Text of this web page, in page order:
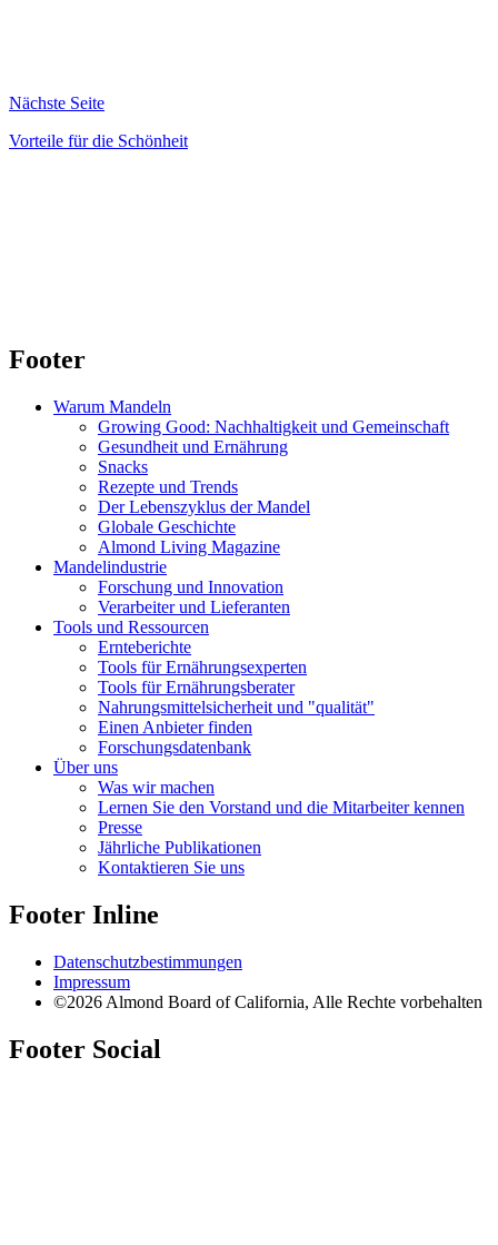
Nächste Seite
Vorteile für die Schönheit
Footer
Warum Mandeln
Growing Good: Nachhaltigkeit und Gemeinschaft
Gesundheit und Ernährung
Snacks
Rezepte und Trends
Der Lebenszyklus der Mandel
Globale Geschichte
Almond Living Magazine
Mandelindustrie
Forschung und Innovation
Verarbeiter und Lieferanten
Tools und Ressourcen
Ernteberichte
Tools für Ernährungsexperten
Tools für Ernährungsberater
Nahrungsmittelsicherheit und "qualität"
Einen Anbieter finden
Forschungsdatenbank
Über uns
Was wir machen
Lernen Sie den Vorstand und die Mitarbeiter kennen
Presse
Jährliche Publikationen
Kontaktieren Sie uns
Footer Inline
Datenschutzbestimmungen
Impressum
©2026 Almond Board of California, Alle Rechte vorbehalten
Footer Social